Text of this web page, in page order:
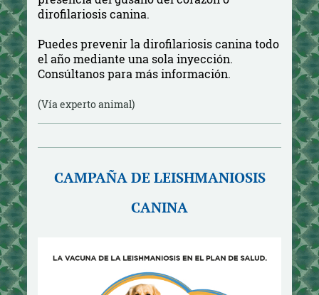
dirofilariosis canina.
Puedes prevenir la dirofilariosis canina todo
el año mediante una sola inyección.
Consúltanos para más información.
(Vía experto animal)
CAMPAÑA DE LEISHMANIOSIS
CANINA